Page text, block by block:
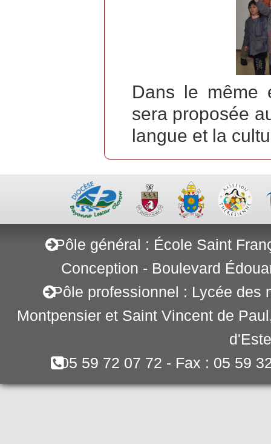
Dans le même
sera proposée
langue et la
Pôle général : École Saint
Conception - Boulevard
Pôle professionnel : Lycée des
Montpensier et Saint Vincent de
05 59 72 07 72 - Fax : 05 59